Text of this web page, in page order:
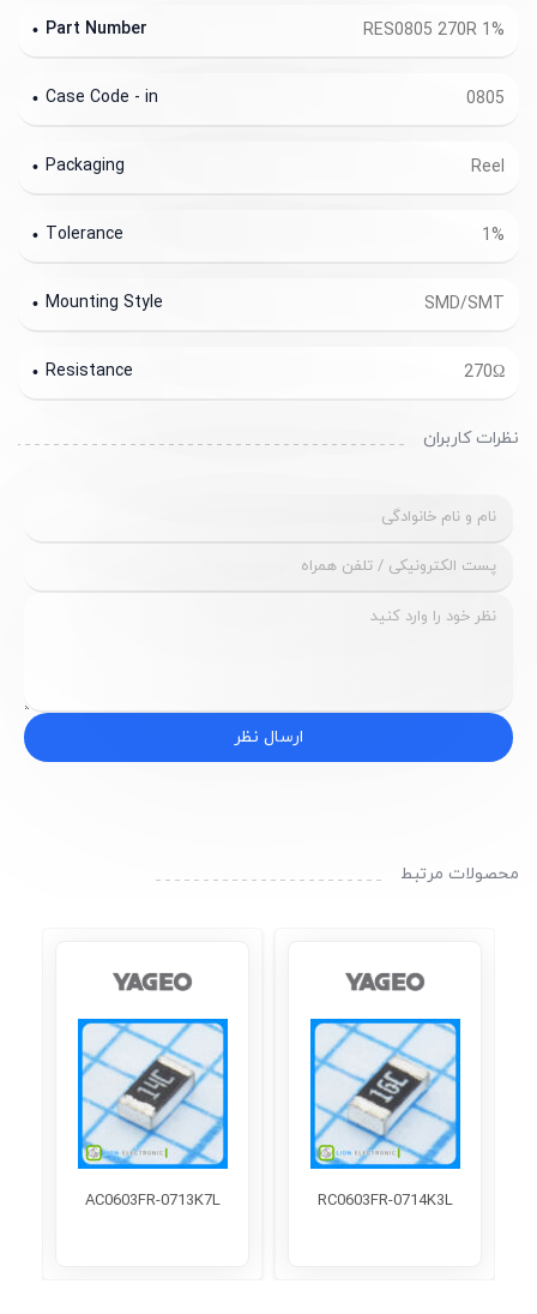
RES0805 270R 1%
Part Number
0805
Case Code - in
Reel
Packaging
1%
Tolerance
SMD/SMT
Mounting Style
270Ω
Resistance
نظرات کاربران
ارسال نظر
محصولات مرتبط
RC0603FR-0714K3L
AC0603FR-0713K7L